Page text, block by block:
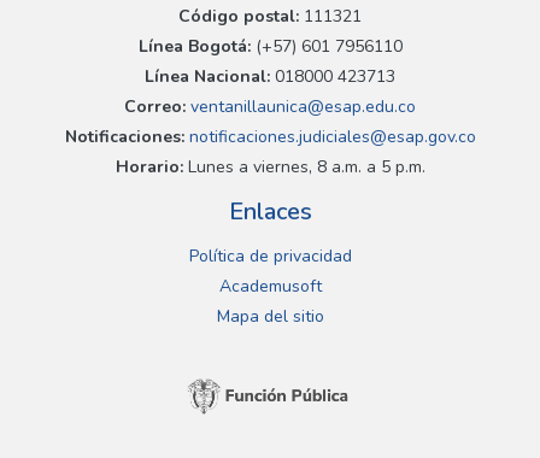
Código postal: 111321
Línea Bogotá:(+57) 601 7956110
Línea Nacional: 018000 423713
Correo: ventanillaunica@esap.edu.co
Notificaciones:notificaciones.judiciales@esap.gov.co
Horario:Lunes a viernes, 8 a.m. a 5 p.m.
Enlaces
Política de privacidad
Academusoft
Mapa del sitio